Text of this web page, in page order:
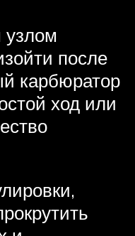
после
карбюратор
ход или